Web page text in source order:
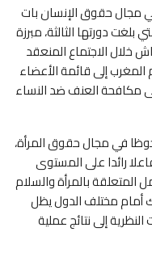
في مجال حقوق الإنسان بات
بلغت دورتها الثالثة، مبرزة
خلال الاجتماع المنعقد
المغرب إلى قائمة الأعضاء
مكافحة العنف ضد النساء
في مجال حقوق المرأة،
رائدا على المستوى
المتعلقة بالمرأة والسلام
أمام مختلف الدول يظل
إلى نتائج عملية